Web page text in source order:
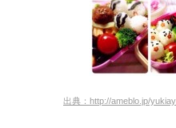
出典 ：http://ameblo.jp/